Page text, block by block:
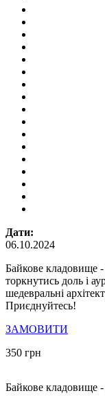
Дати:
06.10.2024
Байкове кладовище
торкнутись доль і
шедевральні
Приєднуйтесь!
ЗАМОВИТИ
350 грн
Байкове кладовище